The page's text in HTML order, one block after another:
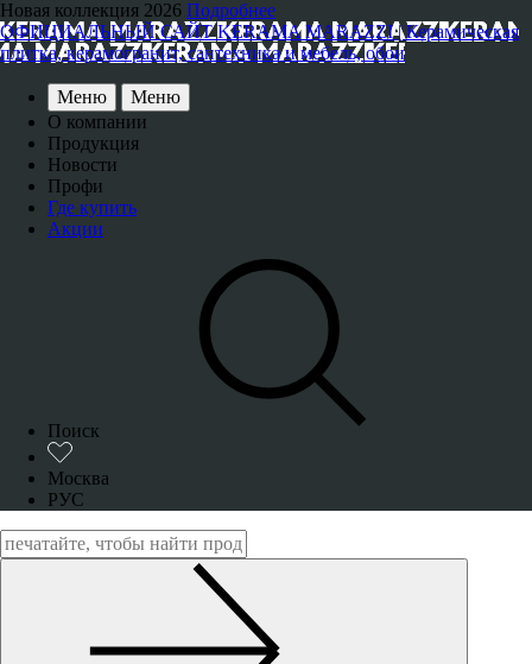
Новая коллекция 2026 Подробнее
ОФИЦИАЛЬНЫЙ САЙТ KERAMA MARAZZI | Керамическая
плитка, керамогранит, сантехника и мебель, обои
Меню
Меню
О компании
Продукция
Новости
Профи
Где купить
Акции
Поиск
Москва
РУС